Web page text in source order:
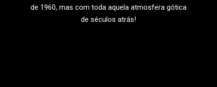
de 1960, mas com toda aquela atmosfera gótica
de séculos atrás!